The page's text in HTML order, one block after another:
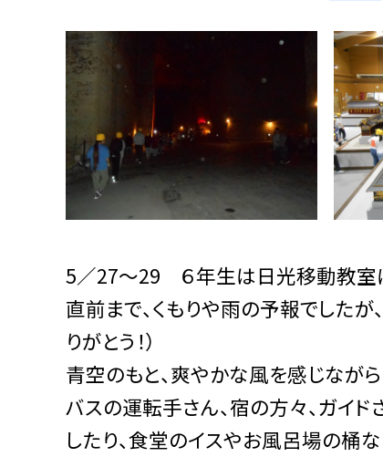
5／27～29 ６年生は日光移動教室に
直前まで、くもりや雨の予報でしたが
りがとう！）
青空のもと、爽やかな風を感じなが
バスの運転手さん、宿の方々、ガイ
したり、食堂のイスやお風呂場の桶